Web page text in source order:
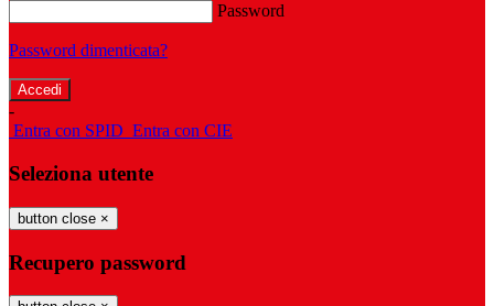
Password
Password dimenticata?
-
Entra con SPID Entra con CIE
Seleziona utente
button close ×
Recupero password